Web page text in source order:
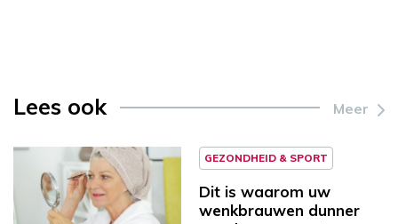
Lees ook Meer
GEZONDHEID & SPORT
Dit is waarom uw
wenkbrauwen dunner